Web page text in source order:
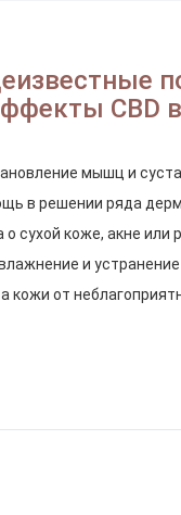
CBD
мышц и
в решении ряда
о сухой коже, акне
и
кожи от